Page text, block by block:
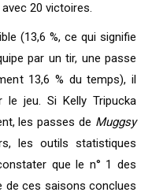
20 victoires.
(13,6 %, ce qui signifie
par un tir, une passe
13,6 % du temps), il
jeu. Si Kelly Tripucka
les passes de Muggsy
les outils statistiques
que le n° 1 des
de ces saisons conclues